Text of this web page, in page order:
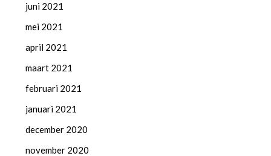
juni 2021
mei 2021
april 2021
maart 2021
februari 2021
januari 2021
december 2020
november 2020